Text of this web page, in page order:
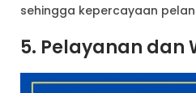
sehingga kepercayaan
5. Pelayanan dan